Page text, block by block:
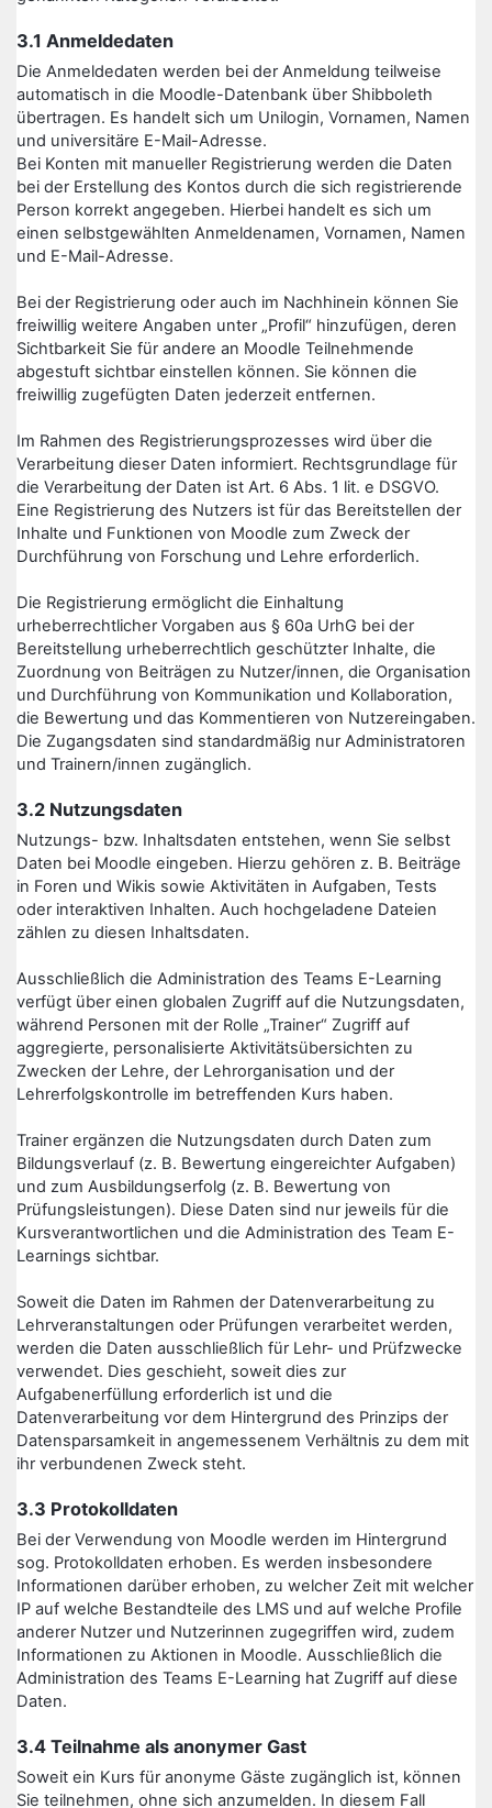
3.1 Anmeldedaten
Die Anmeldedaten werden bei der Anmeldung teilweise
automatisch in die Moodle-Datenbank über Shibboleth
übertragen. Es handelt sich um Unilogin, Vornamen, Namen
und universitäre E-Mail-Adresse.
Bei Konten mit manueller Registrierung werden die Daten
bei der Erstellung des Kontos durch die sich registrierende
Person korrekt angegeben. Hierbei handelt es sich um
einen selbstgewählten Anmeldenamen, Vornamen, Namen
und E-Mail-Adresse.
Bei der Registrierung oder auch im Nachhinein können Sie
freiwillig weitere Angaben unter „Profil“ hinzufügen, deren
Sichtbarkeit Sie für andere an Moodle Teilnehmende
abgestuft sichtbar einstellen können. Sie können die
freiwillig zugefügten Daten jederzeit entfernen.
Im Rahmen des Registrierungsprozesses wird über die
Verarbeitung dieser Daten informiert. Rechtsgrundlage für
die Verarbeitung der Daten ist Art. 6 Abs. 1 lit. e DSGVO.
Eine Registrierung des Nutzers ist für das Bereitstellen der
Inhalte und Funktionen von Moodle zum Zweck der
Durchführung von Forschung und Lehre erforderlich.
Die Registrierung ermöglicht die Einhaltung
urheberrechtlicher Vorgaben aus § 60a UrhG bei der
Bereitstellung urheberrechtlich geschützter Inhalte, die
Zuordnung von Beiträgen zu Nutzer/innen, die Organisation
und Durchführung von Kommunikation und Kollaboration,
die Bewertung und das Kommentieren von Nutzereingaben.
Die Zugangsdaten sind standardmäßig nur Administratoren
und Trainern/innen zugänglich.
3.2 Nutzungsdaten
Nutzungs- bzw. Inhaltsdaten entstehen, wenn Sie selbst
Daten bei Moodle eingeben. Hierzu gehören z. B. Beiträge
in Foren und Wikis sowie Aktivitäten in Aufgaben, Tests
oder interaktiven Inhalten. Auch hochgeladene Dateien
zählen zu diesen Inhaltsdaten.
Ausschließlich die Administration des Teams E-Learning
verfügt über einen globalen Zugriff auf die Nutzungsdaten,
während Personen mit der Rolle „Trainer“ Zugriff auf
aggregierte, personalisierte Aktivitätsübersichten zu
Zwecken der Lehre, der Lehrorganisation und der
Lehrerfolgskontrolle im betreffenden Kurs haben.
Trainer ergänzen die Nutzungsdaten durch Daten zum
Bildungsverlauf (z. B. Bewertung eingereichter Aufgaben)
und zum Ausbildungserfolg (z. B. Bewertung von
Prüfungsleistungen). Diese Daten sind nur jeweils für die
Kursverantwortlichen und die Administration des Team E-
Learnings sichtbar.
Soweit die Daten im Rahmen der Datenverarbeitung zu
Lehrveranstaltungen oder Prüfungen verarbeitet werden,
werden die Daten ausschließlich für Lehr- und Prüfzwecke
verwendet. Dies geschieht, soweit dies zur
Aufgabenerfüllung erforderlich ist und die
Datenverarbeitung vor dem Hintergrund des Prinzips der
Datensparsamkeit in angemessenem Verhältnis zu dem mit
ihr verbundenen Zweck steht.
3.3 Protokolldaten
Bei der Verwendung von Moodle werden im Hintergrund
sog. Protokolldaten erhoben. Es werden insbesondere
Informationen darüber erhoben, zu welcher Zeit mit welcher
IP auf welche Bestandteile des LMS und auf welche Profile
anderer Nutzer und Nutzerinnen zugegriffen wird, zudem
Informationen zu Aktionen in Moodle. Ausschließlich die
Administration des Teams E-Learning hat Zugriff auf diese
Daten.
3.4 Teilnahme als anonymer Gast
Soweit ein Kurs für anonyme Gäste zugänglich ist, können
Sie teilnehmen, ohne sich anzumelden. In diesem Fall